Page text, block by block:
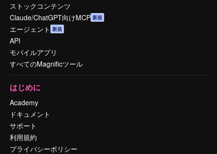
ストックコンテンツ
Claude/ChatGPT向けMCP 新規
エージェント 新規
API
モバイルアプリ
すべてのMagnificツール
はじめに
Academy
ドキュメント
サポート
利用規約
プライバシーポリシー